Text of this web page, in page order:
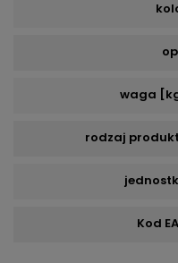
waga
rodzaj
Kod